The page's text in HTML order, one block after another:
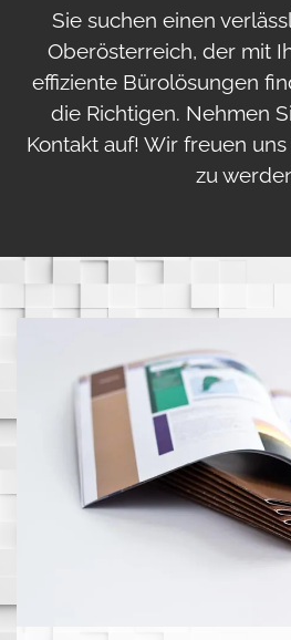
Sie suchen einen
Oberösterreich, der mit
effiziente Bürolösungen
die Richtigen. Nehmen
Kontakt auf! Wir freuen
zu